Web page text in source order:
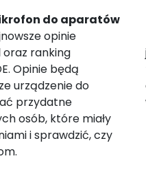
do aparatów
opinie
oraz ranking
Opinie będą
urządzenie do
przydatne
osób, które miały
i sprawdzić, czy